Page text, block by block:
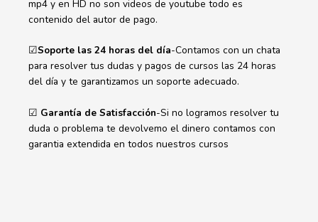
mp4 y en HD no son videos de youtube todo es
contenido del autor de pago.
☑Soporte las 24 horas del día-Contamos con un chata
para resolver tus dudas y pagos de cursos las 24 horas
del día y te garantizamos un soporte adecuado.
☑ Garantía de Satisfacción-Si no logramos resolver tu
duda o problema te devolvemo el dinero contamos con
garantia extendida en todos nuestros cursos